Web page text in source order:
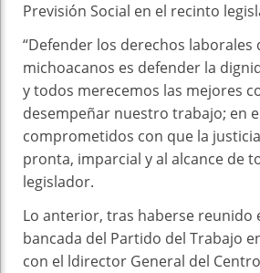
Previsión Social en el recinto
“Defender los derechos laborales
michoacanos es defender la
y todos merecemos las mejores
desempeñar nuestro trabajo; en
comprometidos con que la
pronta, imparcial y al alcance de
legislador.
Lo anterior, tras haberse reunido
bancada del Partido del Trabajo
con el ldirector General del